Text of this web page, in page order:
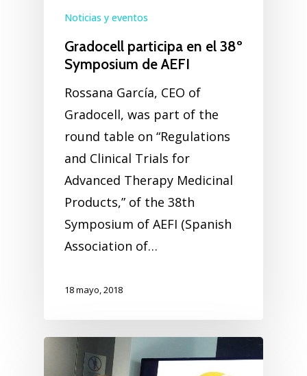
Noticias y eventos
Gradocell participa en el 38º
Symposium de AEFI
Rossana García, CEO of
Gradocell, was part of the
round table on “Regulations
and Clinical Trials for
Advanced Therapy Medicinal
Products,” of the 38th
Symposium of AEFI (Spanish
Association of…
18 mayo, 2018